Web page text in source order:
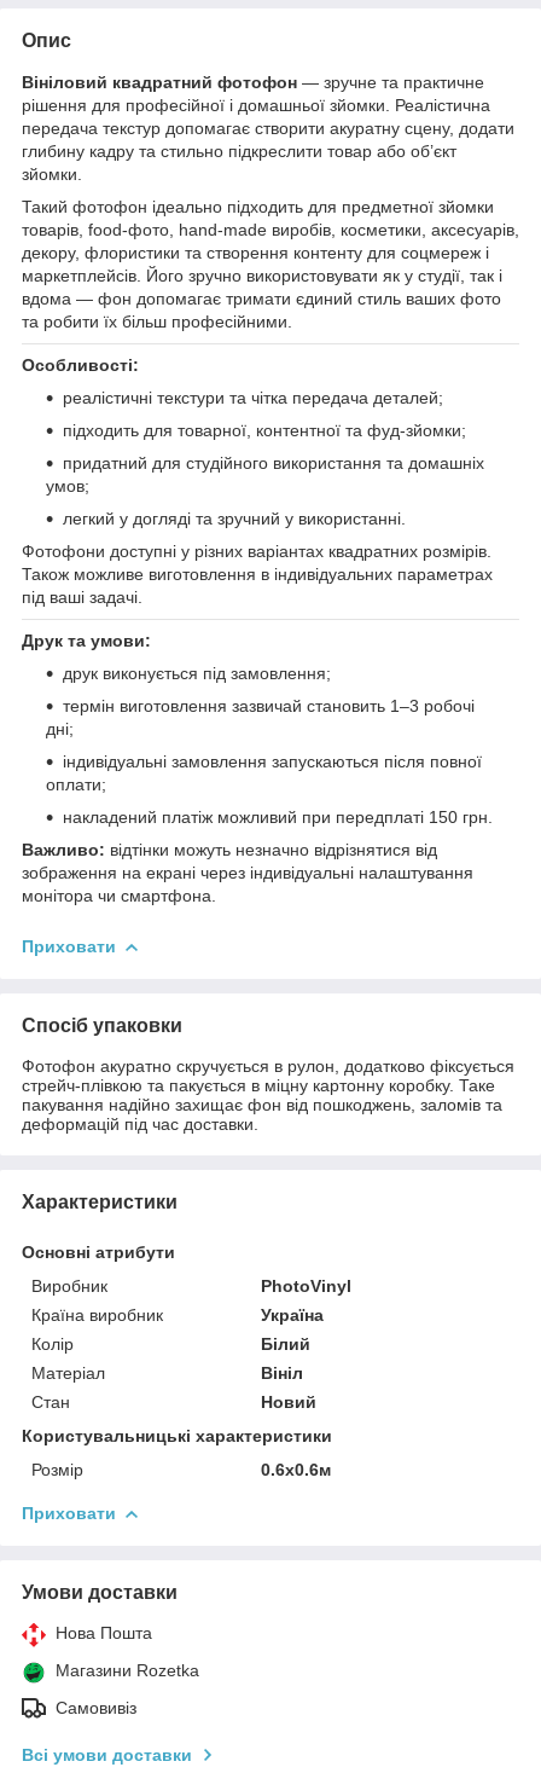
Опис
Вініловий квадратний фотофон — зручне та практичне
рішення для професійної і домашньої зйомки. Реалістична
передача текстур допомагає створити акуратну сцену, додати
глибину кадру та стильно підкреслити товар або об’єкт
зйомки.
Такий фотофон ідеально підходить для предметної зйомки
товарів, food-фото, hand-made виробів, косметики, аксесуарів,
декору, флористики та створення контенту для соцмереж і
маркетплейсів. Його зручно використовувати як у студії, так і
вдома — фон допомагає тримати єдиний стиль ваших фото
та робити їх більш професійними.
Особливості:
реалістичні текстури та чітка передача деталей;
підходить для товарної, контентної та фуд-зйомки;
придатний для студійного використання та домашніх
умов;
легкий у догляді та зручний у використанні.
Фотофони доступні у різних варіантах квадратних розмірів.
Також можливе виготовлення в індивідуальних параметрах
під ваші задачі.
Друк та умови:
друк виконується під замовлення;
термін виготовлення зазвичай становить 1–3 робочі
дні;
індивідуальні замовлення запускаються після повної
оплати;
накладений платіж можливий при передплаті 150 грн.
Важливо: відтінки можуть незначно відрізнятися від
зображення на екрані через індивідуальні налаштування
монітора чи смартфона.
Приховати
Спосіб упаковки
Фотофон акуратно скручується в рулон, додатково фіксується
стрейч-плівкою та пакується в міцну картонну коробку. Таке
пакування надійно захищає фон від пошкоджень, заломів та
деформацій під час доставки.
Характеристики
Основні атрибути
Виробник
PhotoVinyl
Країна виробник
Україна
Колір
Білий
Матеріал
Вініл
Стан
Новий
Користувальницькі характеристики
Розмір
0.6х0.6м
Приховати
Умови доставки
Нова Пошта
Магазини Rozetka
Самовивіз
Всі умови доставки